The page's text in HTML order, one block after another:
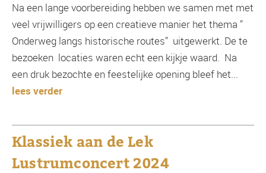
Na een lange voorbereiding hebben we samen met met
veel vrijwilligers op een creatieve manier het thema ”
Onderweg langs historische routes” uitgewerkt. De te
bezoeken locaties waren echt een kijkje waard. Na
een druk bezochte en feestelijke opening bleef het...
lees verder
Klassiek aan de Lek
Lustrumconcert 2024